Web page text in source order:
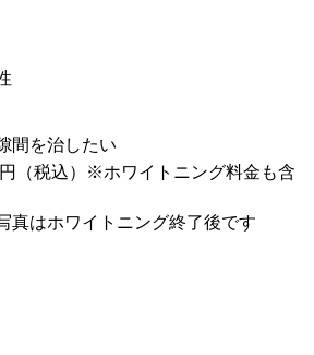
間を治したい
円（税込）※ホワイトニング料金も含
真はホワイトニング終了後です